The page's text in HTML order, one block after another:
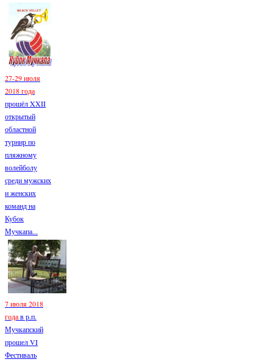
27-29 июля
2018 года
прошёл XXII
открытый
областной
турнир по
пляжному
волейболу
среди мужских
и женских
команд на
Кубок
Мучкапа...
7 июля 2018
годав р.п.
Мучкапский
прошел VI
Фестиваль